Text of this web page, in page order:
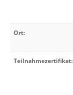
Ort:
Teilnahmezertifikat: